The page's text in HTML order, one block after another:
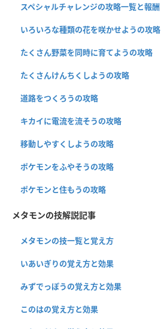
スペシャルチャレンジの攻略一覧と報酬
いろいろな種類の花を咲かせようの攻略
たくさん野菜を同時に育てようの攻略
たくさんけんちくしようの攻略
道路をつくろうの攻略
キカイに電流を流そうの攻略
移動しやすくしようの攻略
ポケモンをふやそうの攻略
ポケモンと住もうの攻略
メタモンの技解説記事
メタモンの技一覧と覚え方
いあいぎりの覚え方と効果
みずでっぽうの覚え方と効果
このはの覚え方と効果